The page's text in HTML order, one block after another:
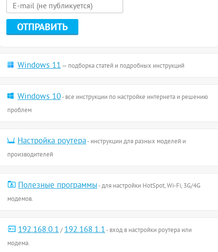
Windows 11— подборка статей и подробных инструкций
Windows 10- все инструкции по настройке интернета и решению
проблем
Настройка роутера- инструкции для разных моделей и
производителей
Полезные программы- для настройки HotSpot, Wi-Fi, 3G/4G
модемов.
192.168.0.1/192.168.1.1- вход в настройки роутера или
модема.